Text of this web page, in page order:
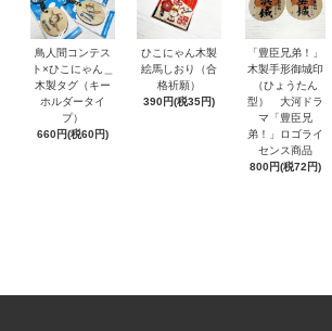
鳥人間コンテス
ト×ひこにゃん＿
木製タグ（キー
ホルダータイ
プ）
660円(税60円)
ひこにゃん木製
絵馬しおり（合
格祈願）
390円(税35円)
「豊臣兄弟！」
木製手形御城印
（ひょうたん
型） 大河ドラ
マ「豊臣兄
弟！」ロゴライ
センス商品
800円(税72円)